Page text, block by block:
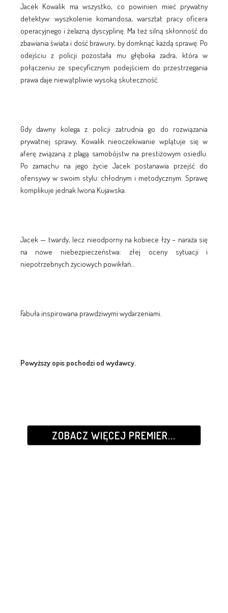
Jacek Kowalik ma wszystko, co powinien mieć prywatny
detektyw: wyszkolenie komandosa, warsztat pracy oficera
operacyjnego i żelazną dyscyplinę. Ma też silną skłonność do
zbawiania świata i dość brawury, by domknąć każdą sprawę. Po
odejściu z policji pozostała mu głęboka zadra, która w
połączeniu ze specyficznym podejściem do przestrzegania
prawa daje niewątpliwie wysoką skuteczność.
Gdy dawny kolega z policji zatrudnia go do rozwiązania
prywatnej sprawy, Kowalik nieoczekiwanie wplątuje się w
aferę związaną z plagą samobójstw na prestiżowym osiedlu.
Po zamachu na jego życie Jacek postanawia przejść do
ofensywy w swoim stylu: chłodnym i metodycznym. Sprawę
komplikuje jednak Iwona Kujawska.
Jacek — twardy, lecz nieodporny na kobiece łzy – naraża się
na nowe niebezpieczeństwa: złej oceny sytuacji i
niepotrzebnych życiowych powikłań…
Fabuła inspirowana prawdziwymi wydarzeniami.
Powyższy opis pochodzi od wydawcy.
ZOBACZ WIĘCEJ PREMIER...